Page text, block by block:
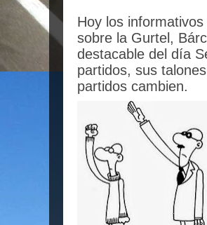
Hoy los
sobre la Gurtel,
destacable del día
partidos, sus
partidos cambien.